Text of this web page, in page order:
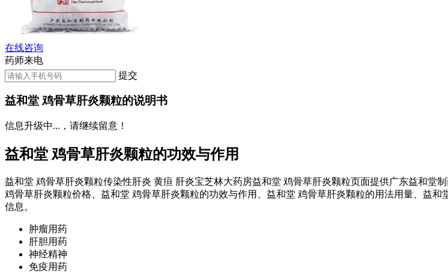
在线咨询
药师来电
提交
益和堂 鸡骨草肝炎颗粒的说明书
信息升级中...，请继续留意！
益和堂 鸡骨草肝炎颗粒的功效与作用
益和堂 鸡骨草肝炎颗粒传染性肝炎 黄疸 肝炎宝芝林大药房益和堂 鸡骨草肝炎颗粒页面提供广东益和堂
鸡骨草肝炎颗粒价格、益和堂 鸡骨草肝炎颗粒的功效与作用、益和堂 鸡骨草肝炎颗粒的用法用量、益
信息。
肿瘤用药
肝胆用药
神经精神
免疫用药